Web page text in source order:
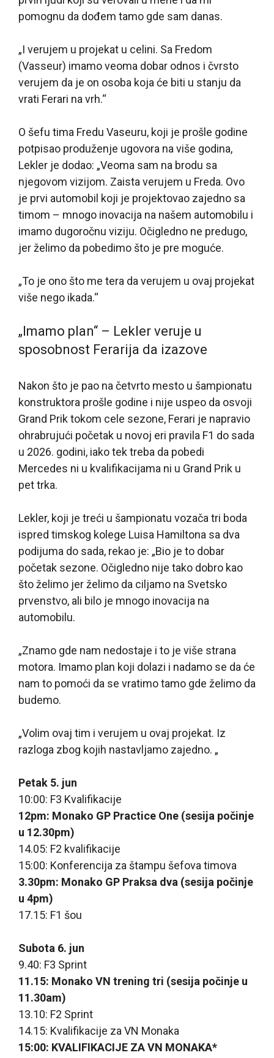
pomognu da dođem tamo gde sam danas.
„I verujem u projekat u celini. Sa Fredom
(Vasseur) imamo veoma dobar odnos i čvrsto
verujem da je on osoba koja će biti u stanju da
vrati Ferari na vrh.“
O šefu tima Fredu Vaseuru, koji je prošle godine
potpisao produženje ugovora na više godina,
Lekler je dodao: „Veoma sam na brodu sa
njegovom vizijom. Zaista verujem u Freda. Ovo
je prvi automobil koji je projektovao zajedno sa
timom – mnogo inovacija na našem automobilu i
imamo dugoročnu viziju. Očigledno ne predugo,
jer želimo da pobedimo što je pre moguće.
„To je ono što me tera da verujem u ovaj projekat
više nego ikada.“
„Imamo plan“ – Lekler veruje u
sposobnost Ferarija da izazove
Nakon što je pao na četvrto mesto u šampionatu
konstruktora prošle godine i nije uspeo da osvoji
Grand Prik tokom cele sezone, Ferari je napravio
ohrabrujući početak u novoj eri pravila F1 do sada
u 2026. godini, iako tek treba da pobedi
Mercedes ni u kvalifikacijama ni u Grand Prik u
pet trka.
Lekler, koji je treći u šampionatu vozača tri boda
ispred timskog kolege Luisa Hamiltona sa dva
podijuma do sada, rekao je: „Bio je to dobar
početak sezone. Očigledno nije tako dobro kao
što želimo jer želimo da ciljamo na Svetsko
prvenstvo, ali bilo je mnogo inovacija na
automobilu.
„Znamo gde nam nedostaje i to je više strana
motora. Imamo plan koji dolazi i nadamo se da će
nam to pomoći da se vratimo tamo gde želimo da
budemo.
„Volim ovaj tim i verujem u ovaj projekat. Iz
razloga zbog kojih nastavljamo zajedno. „
Petak 5. jun
10:00: F3 Kvalifikacije
12pm: Monako GP Practice One (sesija počinje
u 12.30pm)
14.05: F2 kvalifikacije
15:00: Konferencija za štampu šefova timova
3.30pm: Monako GP Praksa dva (sesija počinje
u 4pm)
17.15: F1 šou
Subota 6. jun
9.40: F3 Sprint
11.15: Monako VN trening tri (sesija počinje u
11.30am)
13.10: F2 Sprint
14.15: Kvalifikacije za VN Monaka
15:00: KVALIFIKACIJE ZA VN MONAKA*